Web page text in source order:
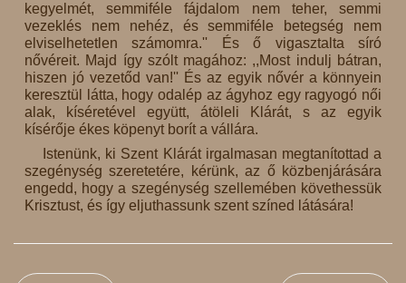
kegyelmét, semmiféle fájdalom nem teher, semmi
vezeklés nem nehéz, és semmiféle betegség nem
elviselhetetlen számomra.'' És ő vigasztalta síró
nővéreit. Majd így szólt magához: ,,Most indulj bátran,
hiszen jó vezetőd van!'' És az egyik nővér a könnyein
keresztül látta, hogy odalép az ágyhoz egy ragyogó női
alak, kíséretével együtt, átöleli Klárát, s az egyik
kísérője ékes köpenyt borít a vállára.
Istenünk, ki Szent Klárát irgalmasan megtanítottad a
szegénység szeretetére, kérünk, az ő közbenjárására
engedd, hogy a szegénység szellemében követhessük
Krisztust, és így eljuthassunk szent színed látására!